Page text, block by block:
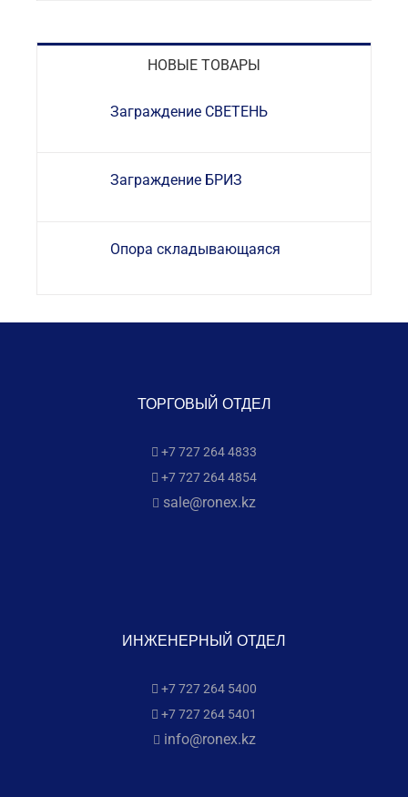
НОВЫЕ ТОВАРЫ
Заграждение СВЕТЕНЬ
Заграждение БРИЗ
Опора складывающаяся
ТОРГОВЫЙ ОТДЕЛ
+7 727 264 4833
+7 727 264 4854
sale@ronex.kz
ИНЖЕНЕРНЫЙ ОТДЕЛ
+7 727 264 5400
+7 727 264 5401
info@ronex.kz